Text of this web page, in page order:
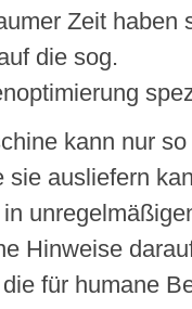
Zeit haben
die sog.
kann nur
sie ausliefern
in
Hinweise
für humane